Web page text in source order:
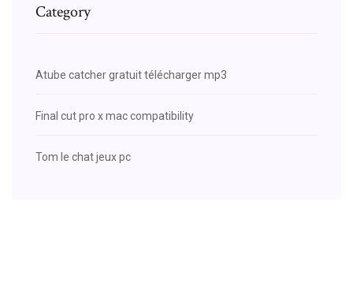
Category
Atube catcher gratuit télécharger mp3
Final cut pro x mac compatibility
Tom le chat jeux pc